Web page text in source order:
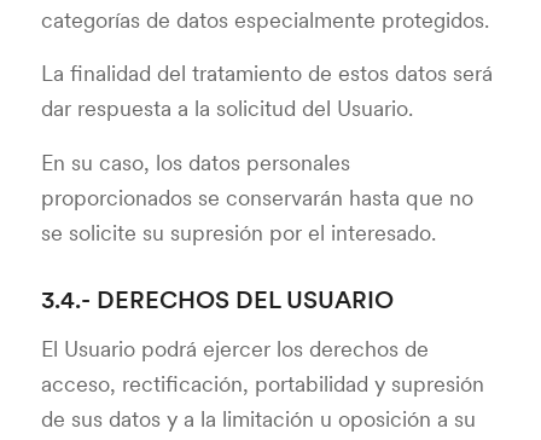
categorías de datos especialmente protegidos.
La finalidad del tratamiento de estos datos será
dar respuesta a la solicitud del Usuario.
En su caso, los datos personales
proporcionados se conservarán hasta que no
se solicite su supresión por el interesado.
3.4.- DERECHOS DEL USUARIO
El Usuario podrá ejercer los derechos de
acceso, rectificación, portabilidad y supresión
de sus datos y a la limitación u oposición a su